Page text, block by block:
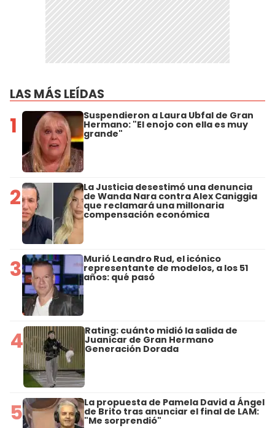
LAS MÁS LEÍDAS
1 Suspendieron a Laura Ubfal de Gran
Hermano: "El enojo con ella es muy
grande"
2 La Justicia desestimó una denuncia
de Wanda Nara contra Alex Caniggia
que reclamará una millonaria
compensación económica
3 Murió Leandro Rud, el icónico
representante de modelos, a los 51
años: qué pasó
4 Rating: cuánto midió la salida de
Juanicar de Gran Hermano
Generación Dorada
5 La propuesta de Pamela David a Ángel
de Brito tras anunciar el final de LAM:
"Me sorprendió"